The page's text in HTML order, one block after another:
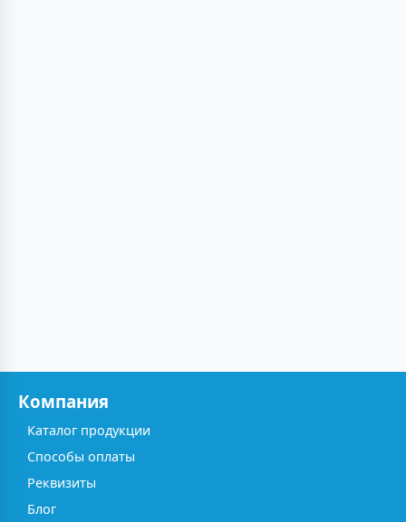
Компания
Каталог продукции
Способы оплаты
Реквизиты
Блог